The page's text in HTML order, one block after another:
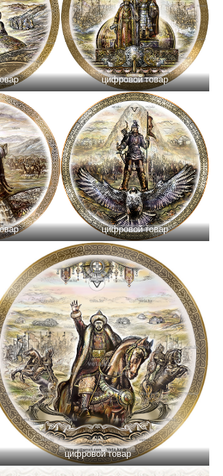
цифровой товар
цифровой товар
цифровой товар